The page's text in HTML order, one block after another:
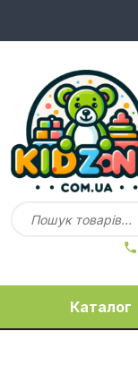
Каталог